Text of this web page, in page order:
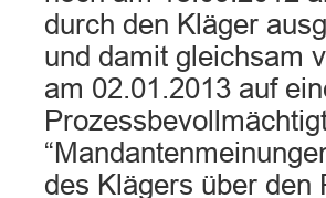
durch den Kläger
und damit gleichsam
am 02.01.2013 auf
des Klägers über den